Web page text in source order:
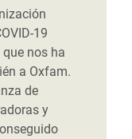
19
nos ha
a Oxfam.
de
y